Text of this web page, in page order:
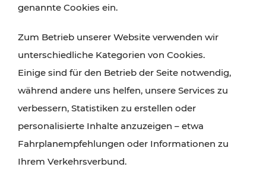
Wanderungen, Kultur und Gastronomie,
Radtouren oder purer Naturgenuss – viele
Attraktionen sind mit den Ticket- und Fahrplan-
Angeboten des VOR gut und schnell erreichbar.
genannte Cookies ein.
Zum Betrieb unserer Website verwenden wir
unterschiedliche Kategorien von Cookies.
Einige sind für den Betrieb der Seite notwendig,
während andere uns helfen, unsere Services zu
verbessern, Statistiken zu erstellen oder
personalisierte Inhalte anzuzeigen – etwa
Fahrplanempfehlungen oder Informationen zu
Ihrem Verkehrsverbund.